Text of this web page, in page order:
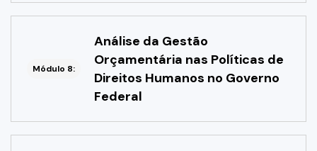
Módulo 8:
Análise da Gestão
Orçamentária nas Políticas de
Direitos Humanos no Governo
Federal